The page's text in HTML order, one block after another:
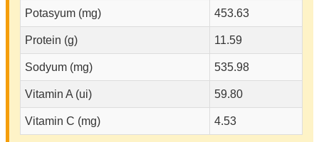
Potasyum (mg) 453.63
Protein (g) 11.59
Sodyum (mg) 535.98
Vitamin A (ui) 59.80
Vitamin C (mg) 4.53